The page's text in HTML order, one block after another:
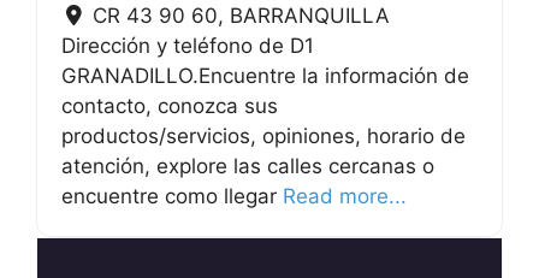
CR 43 90 60, BARRANQUILLA
Dirección y teléfono de D1
GRANADILLO.Encuentre la información de
contacto, conozca sus
productos/servicios, opiniones, horario de
atención, explore las calles cercanas o
encuentre como llegar Read more...